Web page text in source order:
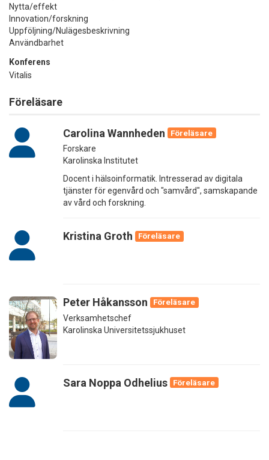
Nytta/effekt
Innovation/forskning
Uppföljning/Nulägesbeskrivning
Användbarhet
Konferens
Vitalis
Föreläsare
Carolina Wannheden
Föreläsare
Forskare
Karolinska Institutet
Docent i hälsoinformatik. Intresserad av digitala
tjänster för egenvård och "samvård", samskapande
av vård och forskning.
Kristina Groth Föreläsare
Peter Håkansson
Föreläsare
Verksamhetschef
Karolinska Universitetssjukhuset
Sara Noppa Odhelius Föreläsare